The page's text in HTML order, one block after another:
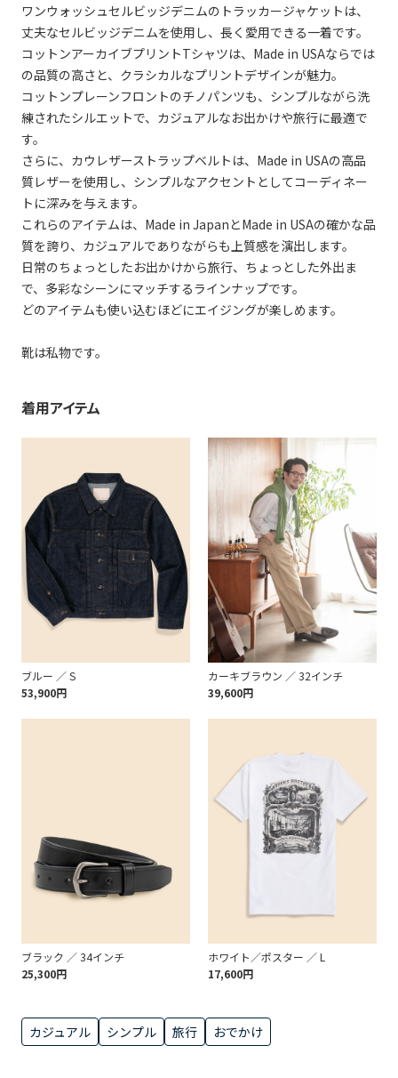
ワンウォッシュセルビッジデニムのトラッカージャケットは、
丈夫なセルビッジデニムを使用し、長く愛用できる一着です。
コットンアーカイブプリントTシャツは、Made in USAならでは
の品質の高さと、クラシカルなプリントデザインが魅力。
コットンプレーンフロントのチノパンツも、シンプルながら洗
練されたシルエットで、カジュアルなお出かけや旅行に最適で
す。
さらに、カウレザーストラップベルトは、Made in USAの高品
質レザーを使用し、シンプルなアクセントとしてコーディネー
トに深みを与えます。
これらのアイテムは、Made in JapanとMade in USAの確かな品
質を誇り、カジュアルでありながらも上質感を演出します。
日常のちょっとしたお出かけから旅行、ちょっとした外出ま
で、多彩なシーンにマッチするラインナップです。
どのアイテムも使い込むほどにエイジングが楽しめます。
靴は私物です。
着用アイテム
ブルー ／ S
53,900円
カーキブラウン ／ 32インチ
39,600円
ブラック ／ 34インチ
25,300円
ホワイト／ポスター ／ L
17,600円
カジュアル シンプル 旅行 おでかけ